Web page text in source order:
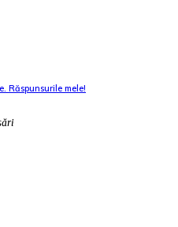
Răspunsurile mele!